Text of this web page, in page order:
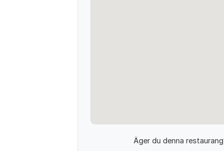
Äger du denna